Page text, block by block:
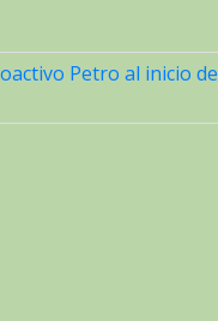
Petro al inicio de